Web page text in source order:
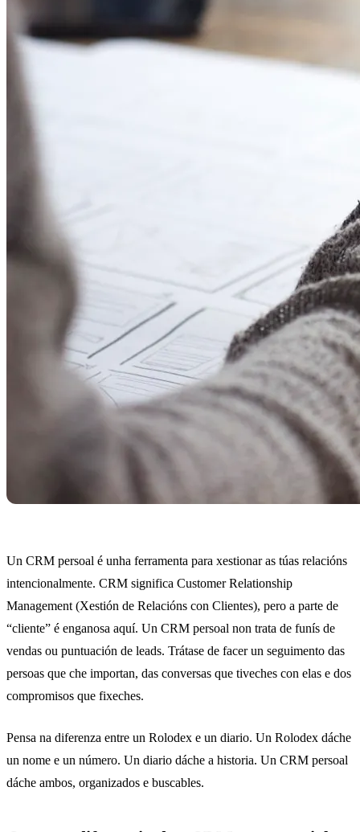
Un CRM persoal é unha ferramenta para xestionar as túas relacións
intencionalmente. CRM significa Customer Relationship
Management (Xestión de Relacións con Clientes), pero a parte de
“cliente” é enganosa aquí. Un CRM persoal non trata de funís de
vendas ou puntuación de leads. Trátase de facer un seguimento das
persoas que che importan, das conversas que tiveches con elas e dos
compromisos que fixeches.
Pensa na diferenza entre un Rolodex e un diario. Un Rolodex dáche
un nome e un número. Un diario dáche a historia. Un CRM persoal
dáche ambos, organizados e buscables.